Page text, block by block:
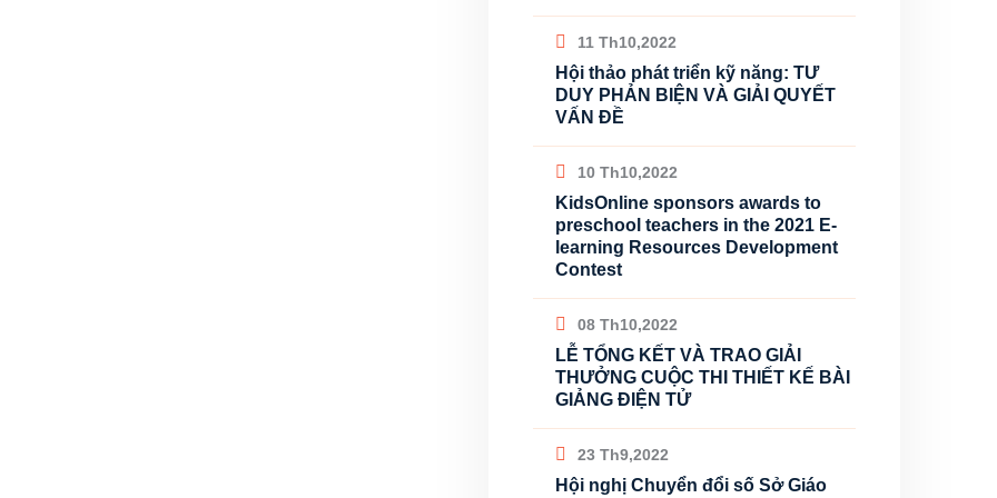
11 Th10,2022
Hội thảo phát triển kỹ năng: TƯ
DUY PHẢN BIỆN VÀ GIẢI QUYẾT
VẤN ĐỀ
10 Th10,2022
KidsOnline sponsors awards to
preschool teachers in the 2021 E-
learning Resources Development
Contest
08 Th10,2022
LỄ TỔNG KẾT VÀ TRAO GIẢI
THƯỞNG CUỘC THI THIẾT KẾ BÀI
GIẢNG ĐIỆN TỬ
23 Th9,2022
Hội nghị Chuyển đổi số Sở Giáo